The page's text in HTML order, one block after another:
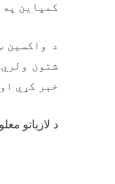
کمپاین
د واکسین
شتون
خبر کړي
د لازیاتو